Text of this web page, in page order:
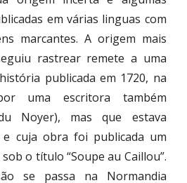
em várias linguas com
marcantes. A origem mais
rastrear remete a uma
publicada em 1720, na
uma escritora também
Noyer), mas que estava
e cuja obra foi publicada um
o título “Soupe au Caillou”.
se passa na Normandia